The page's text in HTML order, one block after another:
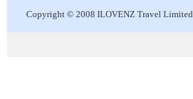
Copyright © 2008 ILOVENZ Travel Limited